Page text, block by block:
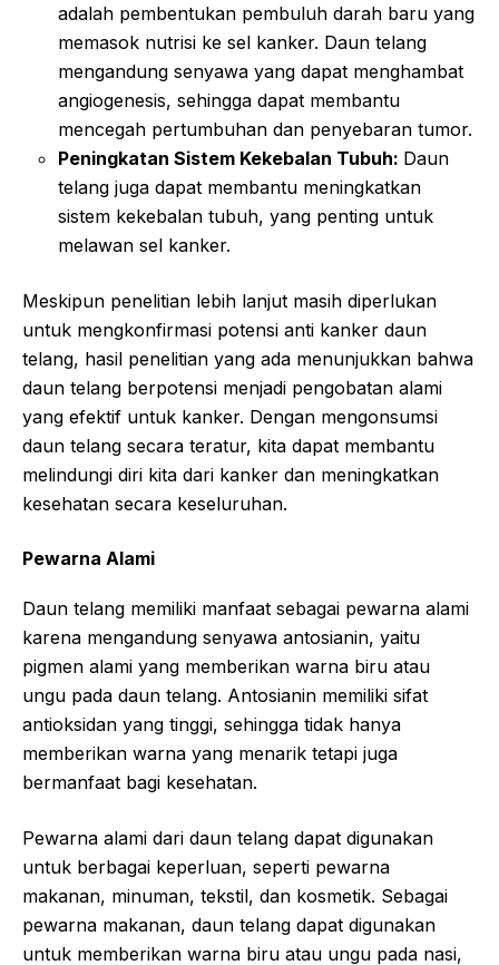
adalah pembentukan pembuluh darah baru yang
memasok nutrisi ke sel kanker. Daun telang
mengandung senyawa yang dapat menghambat
angiogenesis, sehingga dapat membantu
mencegah pertumbuhan dan penyebaran tumor.
Peningkatan Sistem Kekebalan Tubuh: Daun
telang juga dapat membantu meningkatkan
sistem kekebalan tubuh, yang penting untuk
melawan sel kanker.
Meskipun penelitian lebih lanjut masih diperlukan
untuk mengkonfirmasi potensi anti kanker daun
telang, hasil penelitian yang ada menunjukkan bahwa
daun telang berpotensi menjadi pengobatan alami
yang efektif untuk kanker. Dengan mengonsumsi
daun telang secara teratur, kita dapat membantu
melindungi diri kita dari kanker dan meningkatkan
kesehatan secara keseluruhan.
Pewarna Alami
Daun telang memiliki manfaat sebagai pewarna alami
karena mengandung senyawa antosianin, yaitu
pigmen alami yang memberikan warna biru atau
ungu pada daun telang. Antosianin memiliki sifat
antioksidan yang tinggi, sehingga tidak hanya
memberikan warna yang menarik tetapi juga
bermanfaat bagi kesehatan.
Pewarna alami dari daun telang dapat digunakan
untuk berbagai keperluan, seperti pewarna
makanan, minuman, tekstil, dan kosmetik. Sebagai
pewarna makanan, daun telang dapat digunakan
untuk memberikan warna biru atau ungu pada nasi,